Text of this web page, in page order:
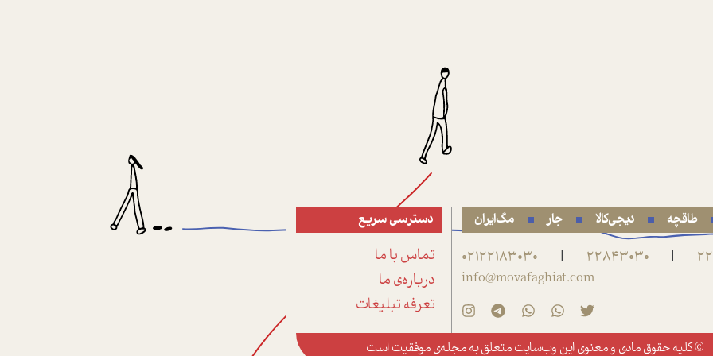
طاقچه دیجی‌کالا جار مگ‌ایران
|
22843030
|
02122183030
info@movafaghiat.com
دسترسی سریع
تماس با ما
درباره‌ی ما
تعرفه تبلیغات
© کلیه حقوق مادی و معنوی این وب‌سایت متعلق بهمجله‌ی موفقیتاست